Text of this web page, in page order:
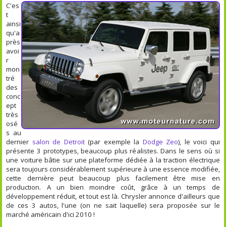
C'es
t
ainsi
qu'a
près
avoi
r
mon
tré
des
conc
ept
très
osé
s au
dernier salon de Detroit(par exemple la Dodge Zeo), le voici qui
présente 3 prototypes, beaucoup plus réalistes. Dans le sens où si
une voiture bâtie sur une plateforme dédiée à la traction électrique
sera toujours considérablement supérieure à une essence modifiée,
cette dernière peut beaucoup plus facilement être mise en
production. A un bien moindre coût, grâce à un temps de
développement réduit, et tout est là. Chrysler annonce d'ailleurs que
de ces 3 autos, l'une (on ne sait laquelle) sera proposée sur le
marché américain d'ici 2010 !